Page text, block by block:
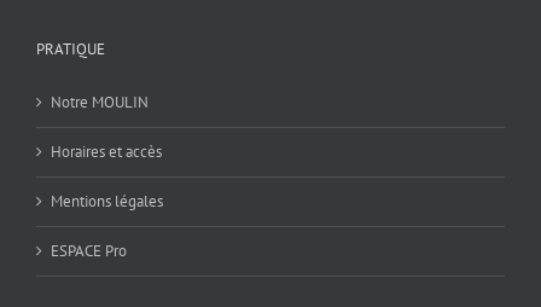
PRATIQUE
Notre MOULIN
Horaires et accès
Mentions légales
ESPACE Pro